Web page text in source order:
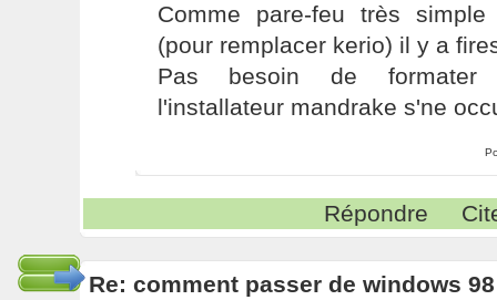
Comme pare-feu très
(pour remplacer kerio) il y a
Pas besoin de formater
l'installateur mandrake s'ne
Répondre
Re: comment passer de windows